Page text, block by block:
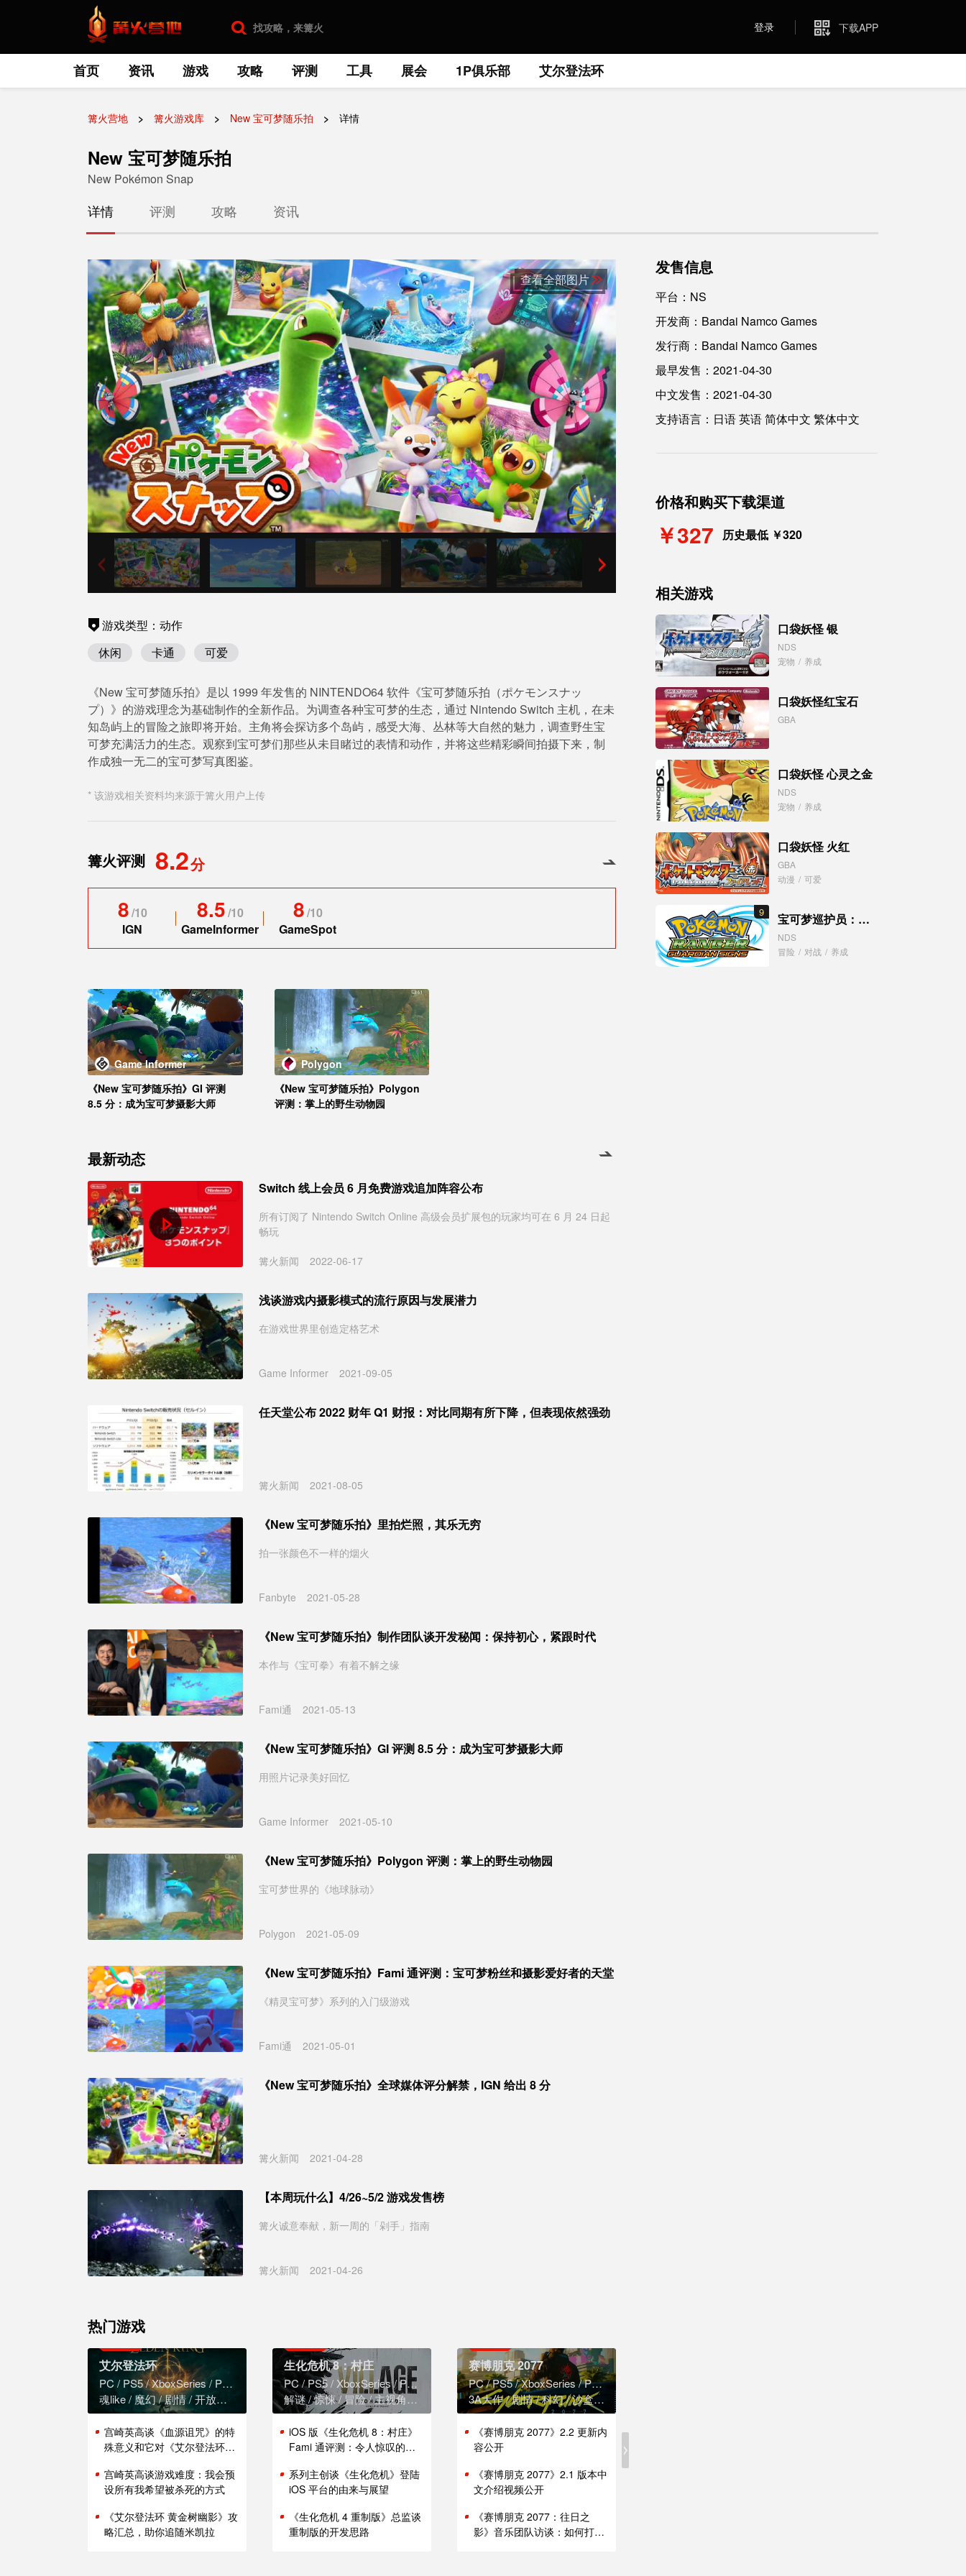
登录 下载APP
首页 资讯 游戏 攻略 评测 工具 展会 1P俱乐部 艾尔登法环
篝火营地 篝火游戏库 New 宝可梦随乐拍 详情
New 宝可梦随乐拍
New Pokémon Snap
详情 评测 攻略 资讯
查看全部图片
游戏类型：动作
休闲
卡通 可爱
《New 宝可梦随乐拍》是以 1999 年发售的 NINTENDO64 软件《宝可梦随乐拍（ポケモンスナッ
プ）》的游戏理念为基础制作的全新作品。为调查各种宝可梦的生态，通过 Nintendo Switch 主机，在未
知岛屿上的冒险之旅即将开始。主角将会探访多个岛屿，感受大海、丛林等大自然的魅力，调查野生宝
可梦充满活力的生态。观察到宝可梦们那些从未目睹过的表情和动作，并将这些精彩瞬间拍摄下来，制
作成独一无二的宝可梦写真图鉴。
* 该游戏相关资料均来源于篝火用户上传
篝火评测 8.2分
8/10
IGN
8.5/10
GameInformer
8/10
GameSpot
Game Informer
《New 宝可梦随乐拍》GI 评测
8.5 分：成为宝可梦摄影大师
Polygon
《New 宝可梦随乐拍》Polygon
评测：掌上的野生动物园
最新动态
Switch 线上会员 6 月免费游戏追加阵容公布
所有订阅了 Nintendo Switch Online 高级会员扩展包的玩家均可在 6 月 24 日起
畅玩
篝火新闻 2022-06-17
浅谈游戏内摄影模式的流行原因与发展潜力
在游戏世界里创造定格艺术
Game Informer 2021-09-05
任天堂公布 2022 财年 Q1 财报：对比同期有所下降，但表现依然强劲
篝火新闻 2021-08-05
《New 宝可梦随乐拍》里拍烂照，其乐无穷
拍一张颜色不一样的烟火
Fanbyte 2021-05-28
《New 宝可梦随乐拍》制作团队谈开发秘闻：保持初心，紧跟时代
本作与《宝可拳》有着不解之缘
Fami通 2021-05-13
《New 宝可梦随乐拍》GI 评测 8.5 分：成为宝可梦摄影大师
用照片记录美好回忆
Game Informer 2021-05-10
《New 宝可梦随乐拍》Polygon 评测：掌上的野生动物园
宝可梦世界的《地球脉动》
Polygon 2021-05-09
《New 宝可梦随乐拍》Fami 通评测：宝可梦粉丝和摄影爱好者的天堂
《精灵宝可梦》系列的入门级游戏
Fami通 2021-05-01
《New 宝可梦随乐拍》全球媒体评分解禁，IGN 给出 8 分
篝火新闻 2021-04-28
【本周玩什么】4/26~5/2 游戏发售榜
篝火诚意奉献，新一周的「剁手」指南
篝火新闻 2021-04-26
热门游戏
艾尔登法环
PC PS5 XboxSeries PS4
XboxOne
魂like
魔幻 剧情 开放世界
宫崎英高谈《血源诅咒》的特
殊意义和它对《艾尔登法环》
宫崎英高谈游戏难度：我会预
设所有我希望被杀死的方式
《艾尔登法环 黄金树幽影》攻
略汇总，助你追随米凯拉
生化危机 8：村庄
PC PS5 XboxSeries PS4
XboxOne
解谜 惊悚 冒险 主视角 恐怖
iOS 版《生化危机 8：村庄》
Fami 通评测：令人惊叹的性
系列主创谈《生化危机》登陆
iOS 平台的由来与展望
《生化危机 4 重制版》总监谈
重制版的开发思路
赛博朋克 2077
PC PS5 XboxSeries PS4
XboxOne
3A大作 剧情 科幻 沙盒 赛博朋克
《赛博朋克 2077》2.2 更新内
容公开
《赛博朋克 2077》2.1 版本中
文介绍视频公开
《赛博朋克 2077：往日之
影》音乐团队访谈：如何打造
发售信息
平台：NS
开发商：Bandai Namco Games
发行商：Bandai Namco Games
最早发售：2021-04-30
中文发售：2021-04-30
支持语言：日语 英语 简体中文 繁体中文
价格和购买下载渠道
￥327 历史最低 ￥320
相关游戏
口袋妖怪 银
NDS
宠物 / 养成
口袋妖怪红宝石
GBA
口袋妖怪 心灵之金
NDS
宠物 / 养成
口袋妖怪 火红
GBA
动漫 / 可爱
9 宝可梦巡护员：光之轨迹
NDS
冒险 / 对战 / 养成